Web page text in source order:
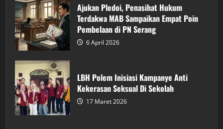
Ajukan Pledoi, Penasihat Hukum
Terdakwa MAB Sampaikan Empat Poin
Pembelaan di PN Serang
6 April 2026
LBH Polem Inisiasi Kampanye Anti
Kekerasan Seksual Di Sekolah
17 Maret 2026